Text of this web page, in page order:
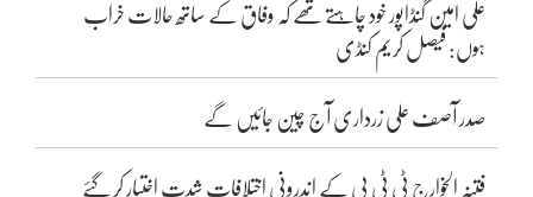
علی امین گنڈاپور خود چاہتے تھے کہ وفاق کے ساتھ حالات خراب
ہوں: فیصل کریم کنڈی
صدر آصف علی زرداری آج چین جائیں گے
فتنہ الخوارج ٹی ٹی پی کے اندرونی اختلافات شدت اختیار کر گئے